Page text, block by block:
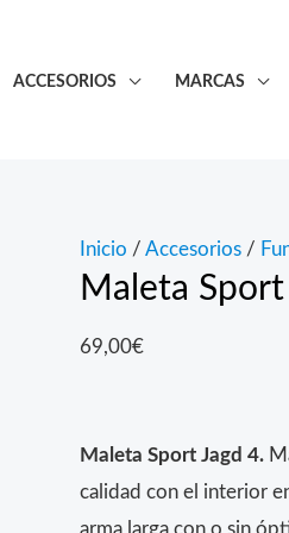
ACCESORIOS MARCAS
Inicio / Accesorios /
Maleta
69,00€
Maleta Sport Jagd 4.
calidad con el interior
arma larga con o sin